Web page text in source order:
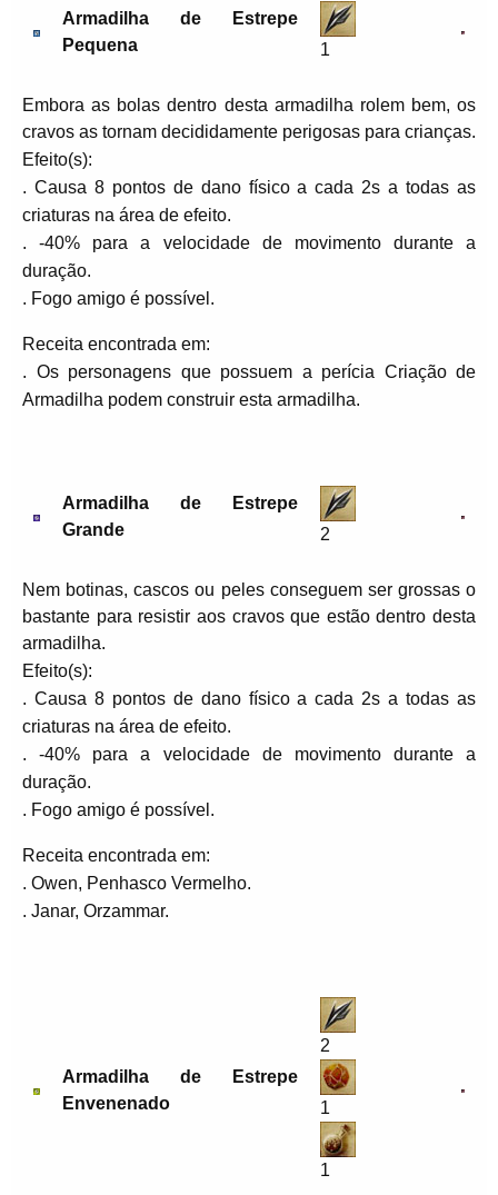
Armadilha de Estrepe
Pequena
1
Embora as bolas dentro desta armadilha rolem bem, os
cravos as tornam decididamente perigosas para crianças.
Efeito(s):
. Causa 8 pontos de dano físico a cada 2s a todas as
criaturas na área de efeito.
. -40% para a velocidade de movimento durante a
duração.
. Fogo amigo é possível.
Receita encontrada em:
. Os personagens que possuem a perícia Criação de
Armadilha podem construir esta armadilha.
Armadilha de Estrepe
Grande
2
Nem botinas, cascos ou peles conseguem ser grossas o
bastante para resistir aos cravos que estão dentro desta
armadilha.
Efeito(s):
. Causa 8 pontos de dano físico a cada 2s a todas as
criaturas na área de efeito.
. -40% para a velocidade de movimento durante a
duração.
. Fogo amigo é possível.
Receita encontrada em:
. Owen, Penhasco Vermelho.
. Janar, Orzammar.
Armadilha de Estrepe
Envenenado
2
1
1